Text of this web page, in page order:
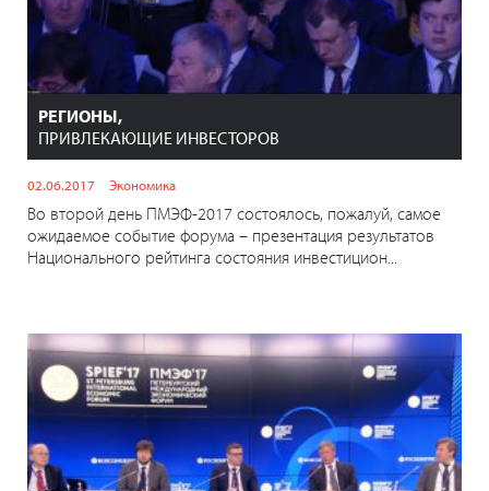
РЕГИОНЫ,
ПРИВЛЕКАЮЩИЕ ИНВЕСТОРОВ
02.06.2017 Экономика
Во второй день ПМЭФ-2017 состоялось, пожалуй, самое
ожидаемое событие форума – презентация результатов
Национального рейтинга состояния инвестицион...